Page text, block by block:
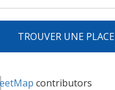
TROUVER UNE PLACE
contributors